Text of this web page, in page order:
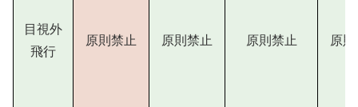
目視外
飛行
原則禁止 原則禁止 原則禁止 原